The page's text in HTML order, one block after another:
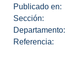
Publicado en:
Sección:
Departamento:
Referencia: